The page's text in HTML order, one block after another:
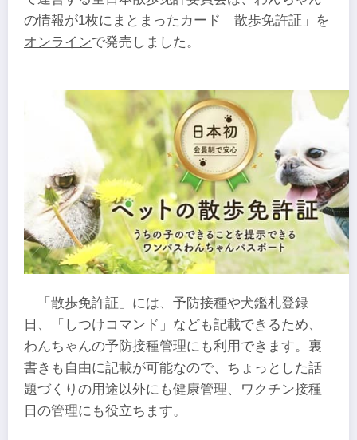
の情報が1枚にまとまったカード「散歩免許証」を
オンラインで発売しました。
「散歩免許証」には、予防接種や犬鑑札登録
日、「しつけコマンド」なども記載できるため、
わんちゃんの予防接種管理にも利用できます。裏
書きも自由に記載が可能なので、ちょっとした話
題づくりの用途以外にも健康管理、ワクチン接種
日の管理にも役立ちます。